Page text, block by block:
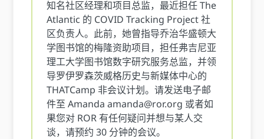
知名社区经理和项目总监，最近担任 The
Atlantic 的 COVID Tracking Project 社
区负责人。此前，她曾指导乔治华盛顿大
学图书馆的梅隆资助项目，担任弗吉尼亚
理工大学图书馆数字研究服务总监，并领
导罗伊罗森茨威格历史与新媒体中心的
THATCamp 非会议计划。请发送电子邮
件至 Amandaamanda@ror.org 或者如
果您对 ROR 有任何疑问并想与某人交
谈，请预约 30 分钟的会议。